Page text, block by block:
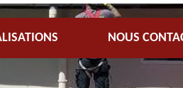
NOUS